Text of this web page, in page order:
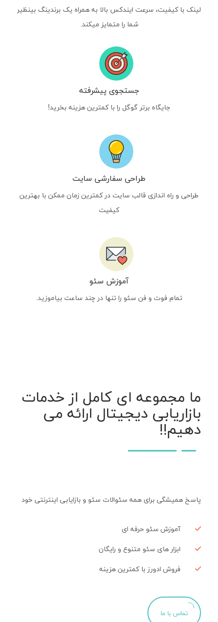
لینک با کیفیت، سرعت ایندکس بالا به همراه یک برندینگ بینظیر
شما را متمایز میکند.
جستجوی پیشرفته
جایگاه برتر گوگل را با کمترین هزینه بخرید!
طراحی سفارشی سایت
طراحی و راه اندازی قالب سایت در کمترین زمان ممکن با بهترین
کیفیت
آموزش سئو
تمام فوت و فن سئو را تنها در چند ساعت بیاموزید.
ما مجموعه ای کامل از خدمات
بازاریابی دیجیتال ارائه می
دهیم!!
پاسخ همیشگی برای همه سئوالات سئو و بازایابی اینترنتی خود
آموزش سئو حرفه ای
ابزار های سئو متنوع و رایگان
فروش ادورز با کمترین هزینه
تماس با ما